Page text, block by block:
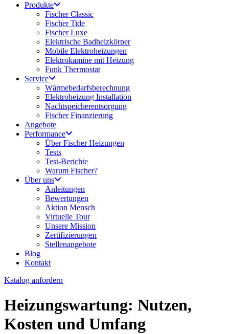
Produkte
Fischer Classic
Fischer Tide
Fischer Luxe
Elektrische Badheizkörper
Mobile Elektroheizungen
Elektrokamine mit Heizung
Funk Thermostat
Service
Wärmebedarfsberechnung
Elektroheizung Installation
Nachtspeicherentsorgung
Fischer Finanzierung
Angebote
Performance
Über Fischer Heizungen
Tests
Test-Berichte
Warum Fischer?
Über uns
Anleitungen
Bewertungen
Aktion Mensch
Virtuelle Tour
Unsere Mission
Zertifizierungen
Stellenangebote
Blog
Kontakt
Katalog anfordern
Heizungswartung: Nutzen,
Kosten und Umfang